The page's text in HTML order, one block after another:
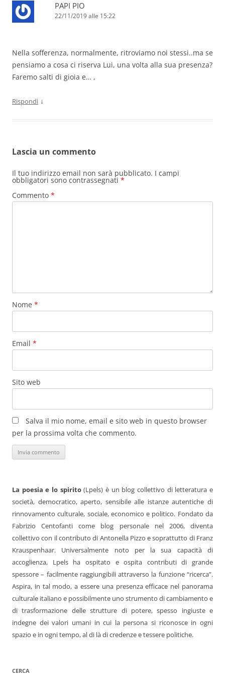
PAPI PIO
22/11/2019 alle 15:22
Nella sofferenza, normalmente, ritroviamo noi stessi..ma se
pensiamo a cosa ci riserva Lui, una volta alla sua presenza?
Faremo salti di gioia e… ,
Rispondi ↓
Lascia un commento
Il tuo indirizzo email non sarà pubblicato. I campi
obbligatori sono contrassegnati *
Commento *
Nome *
Email *
Sito web
Salva il mio nome, email e sito web in questo browser
per la prossima volta che commento.
La poesia e lo spirito(Lpels) è un blog collettivo di letteratura e
società, democratico, aperto, sensibile alle istanze autentiche di
rinnovamento culturale, sociale, economico e politico. Fondato da
Fabrizio Centofanti come blog personale nel 2006, diventa
collettivo con il contributo di Antonella Pizzo e soprattutto di Franz
Krauspenhaar. Universalmente noto per la sua capacità di
accoglienza, Lpels ha ospitato e ospita contributi di grande
spessore – facilmente raggiungibili attraverso la funzione “ricerca”.
Aspira, in tal modo, a essere una presenza efficace nel panorama
culturale italiano e possibilmente uno strumento di cambiamento e
di trasformazione delle strutture di potere, spesso ingiuste e
indegne dei valori umani in cui la persona si riconosce in ogni
spazio e in ogni tempo, al di là di credenze e tessere politiche.
CERCA